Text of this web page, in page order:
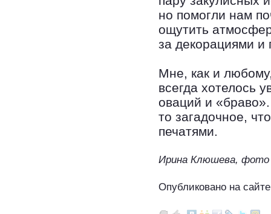
но помогли нам
ощутить
за декорациями и
Мне, как и
всегда хотелось
оваций и
то загадочное,
печатями.
Ирина Клюшева, фото
Опубликовано на